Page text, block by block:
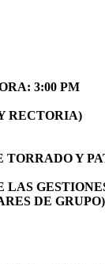
3:00 PM
RECTORIA)
TORRADO Y
LAS
DE GRUPO)